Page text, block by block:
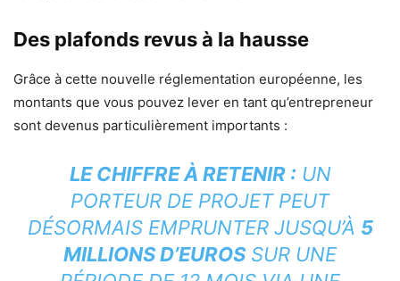
Des plafonds revus à la hausse
Grâce à cette nouvelle réglementation européenne, les
montants que vous pouvez lever en tant qu’entrepreneur
sont devenus particulièrement importants :
LE CHIFFRE À RETENIR : UN
PORTEUR DE PROJET PEUT
DÉSORMAIS EMPRUNTER JUSQU’À 5
MILLIONS D’EUROS SUR UNE